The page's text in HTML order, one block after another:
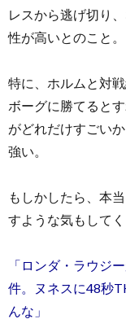
レスから逃げ切り
性が高いとのこと。
特に、ホルムと対
ボーグに勝てると
がどれだけすごい
強い。
もしかしたら、本
すような気もしてく
「ロンダ・ラウジ
件。ヌネスに48秒
んな」